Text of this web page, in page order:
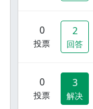
0
投票
2
回答
0
投票
3
解决